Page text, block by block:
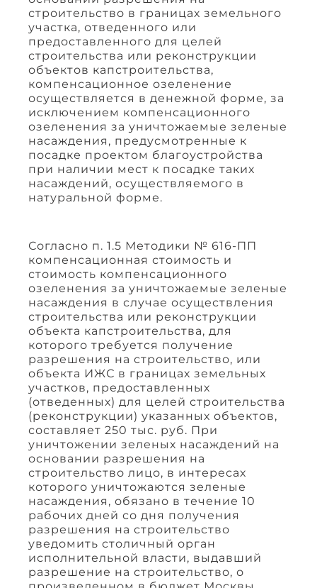
строительство в границах земельного
участка, отведенного или
предоставленного для целей
строительства или реконструкции
объектов капстроительства,
компенсационное озеленение
осуществляется в денежной форме, за
исключением компенсационного
озеленения за уничтожаемые зеленые
насаждения, предусмотренные к
посадке проектом благоустройства
при наличии мест к посадке таких
насаждений, осуществляемого в
натуральной форме.
Согласно п. 1.5 Методики № 616-ПП
компенсационная стоимость и
стоимость компенсационного
озеленения за уничтожаемые зеленые
насаждения в случае осуществления
строительства или реконструкции
объекта капстроительства, для
которого требуется получение
разрешения на строительство, или
объекта ИЖС в границах земельных
участков, предоставленных
(отведенных) для целей строительства
(реконструкции) указанных объектов,
составляет 250 тыс. руб. При
уничтожении зеленых насаждений на
основании разрешения на
строительство лицо, в интересах
которого уничтожаются зеленые
насаждения, обязано в течение 10
рабочих дней со дня получения
разрешения на строительство
уведомить столичный орган
исполнительной власти, выдавший
разрешение на строительство, о